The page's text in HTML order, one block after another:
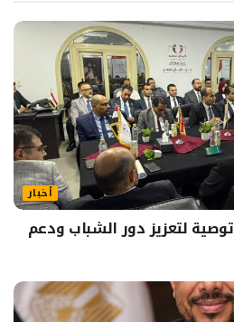
أخبار
حزب كيان مصر يطرح 12 توصية لتعزيز دور الشباب ودعم